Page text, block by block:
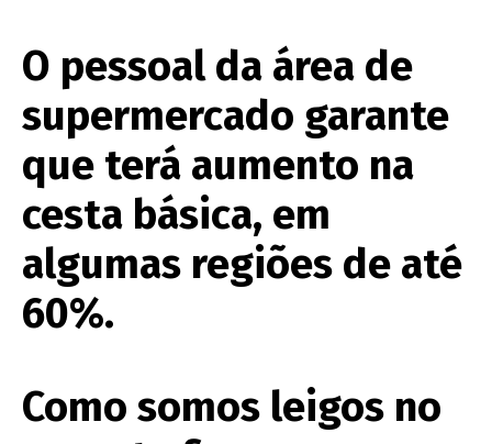
O pessoal da área de
supermercado garante
que terá aumento na
cesta básica, em
algumas regiões de até
60%.
Como somos leigos no